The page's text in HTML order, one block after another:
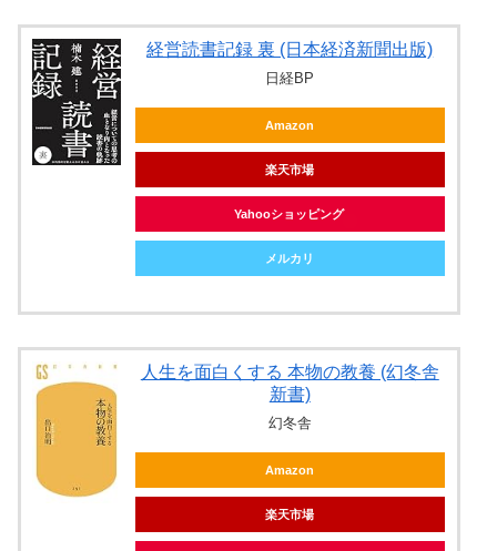
経営読書記録 裏 (日本経済新聞出版)
日経BP
Amazon
楽天市場
Yahooショッピング
メルカリ
人生を面白くする 本物の教養 (幻冬舎
新書)
幻冬舎
Amazon
楽天市場